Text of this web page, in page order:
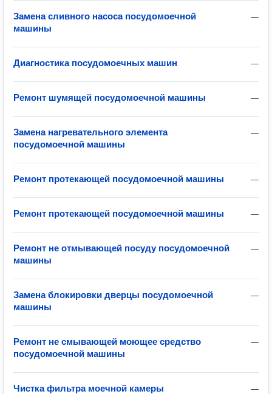
—
Замена сливного насоса посудомоечной
машины
—
Диагностика посудомоечных машин
—
Ремонт шумящей посудомоечной машины
—
Замена нагревательного элемента
посудомоечной машины
—
Ремонт протекающей посудомоечной машины
—
Ремонт протекающей посудомоечной машины
—
Ремонт не отмывающей посуду посудомоечной
машины
—
Замена блокировки дверцы посудомоечной
машины
—
Ремонт не смывающей моющее средство
посудомоечной машины
—
Чистка фильтра моечной камеры